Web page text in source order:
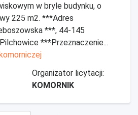
w bryle budynku, o
225 m2. ***Adres
***, 44-145
***Przeznaczenie...
Organizator licytacji:
KOMORNIK